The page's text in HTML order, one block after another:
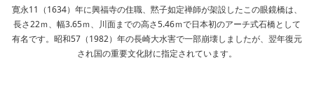
寛永11（1634）年に興福寺の住職、黙子如定禅師が架設したこの眼鏡橋は、
長さ22ｍ、幅3.65ｍ、川面までの高さ5.46ｍで日本初のアーチ式石橋として
有名です。昭和57（1982）年の長崎大水害で一部崩壊しましたが、翌年復元
され国の重要文化財に指定されています。